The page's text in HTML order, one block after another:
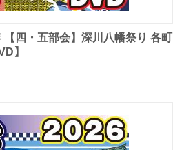
【四・五部会】深川八幡祭り 各町
】